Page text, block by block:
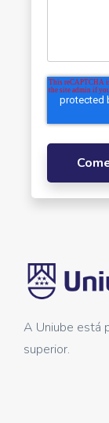
A Uniube está
superior.